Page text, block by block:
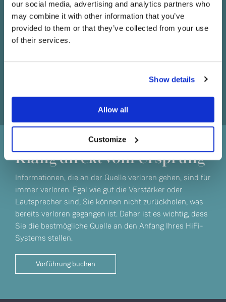
our social media, advertising and analytics partners who
may combine it with other information that you’ve
provided to them or that they’ve collected from your use
of their services.
Show details
Allow all
Customize
Nein
Klang direkt vom Ursprung
Informationen, die an der Quelle verloren gehen, sind für
immer verloren. Egal wie gut die Verstärker oder
Lautsprecher sind, Sie können nicht zurückholen, was
bereits verloren gegangen ist. Daher ist es wichtig, dass
Sie die bestmögliche Quelle an den Anfang Ihres HiFi-
Systems stellen.
Vorführung buchen